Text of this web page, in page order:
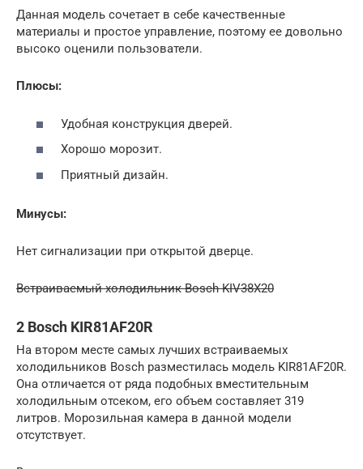
Данная модель сочетает в себе качественные
материалы и простое управление, поэтому ее довольно
высоко оценили пользователи.
Плюсы:
Удобная конструкция дверей.
Хорошо морозит.
Приятный дизайн.
Минусы:
Нет сигнализации при открытой дверце.
Встраиваемый холодильник Bosch KIV38X20
2 Bosch KIR81AF20R
На втором месте самых лучших встраиваемых
холодильников Bosch разместилась модель KIR81AF20R.
Она отличается от ряда подобных вместительным
холодильным отсеком, его объем составляет 319
литров. Морозильная камера в данной модели
отсутствует.